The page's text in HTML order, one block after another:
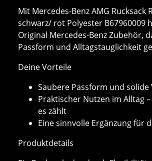
Mit Mercedes-Benz AMG Rucksack
schwarz/ rot Polyester B67960009
Original Mercedes-Benz Zubehör,
Passform und Alltagstauglichkeit
Deine Vorteile
Saubere Passform und
Praktischer Nutzen im Alltag
es zählt
Eine sinnvolle Ergänzung für
Produktdetails